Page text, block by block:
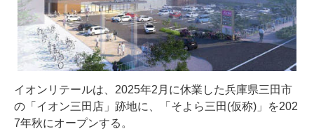
イオンリテールは、2025年2月に休業した兵庫県三田市
の「イオン三田店」跡地に、「そよら三田(仮称)」を202
7年秋にオープンする。